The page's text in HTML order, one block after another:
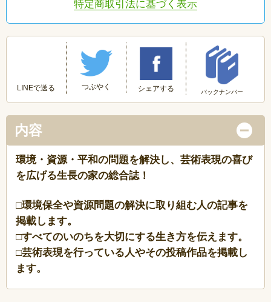
特定商取引法に基づく表示
LINEで送る つぶやく シェアする バックナンバー
内容
環境・資源・平和の問題を解決し、芸術表現の喜び
を広げる生長の家の総合誌！
□環境保全や資源問題の解決に取り組む人の記事を
掲載します。
□すべてのいのちを大切にする生き方を伝えます。
□芸術表現を行っている人やその投稿作品を掲載し
ます。